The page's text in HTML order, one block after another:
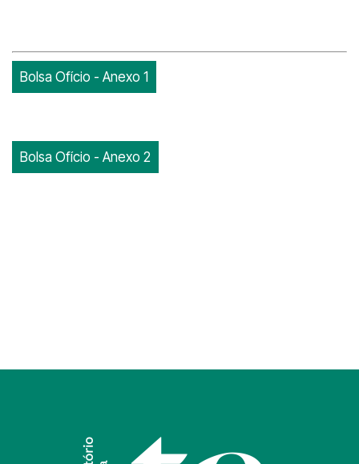
Bolsa Ofício - Anexo 1
Bolsa Ofício - Anexo 2